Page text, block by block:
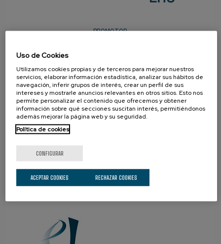
PROMOTOR
Uso de Cookies
Utilizamos cookies propias y de terceros para mejorar nuestros
servicios, elaborar información estadística, analizar sus hábitos de
navegación, inferir grupos de interés, crear un perfil de sus
intereses y mostrarle anuncios relevantes en otros sitios. Esto nos
permite personalizar el contenido que ofrecemos y obtener
información sobre qué secciones suscitan interés, permitiéndonos
además mejorar la página web y su seguridad.
Política de cookies
CONFIGURAR
RECHAZAR COOKIES
ACEPTAR COOKIES